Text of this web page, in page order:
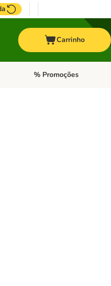
Carrinho
Outros animais
Abrir menu de categoria:
% Promoções